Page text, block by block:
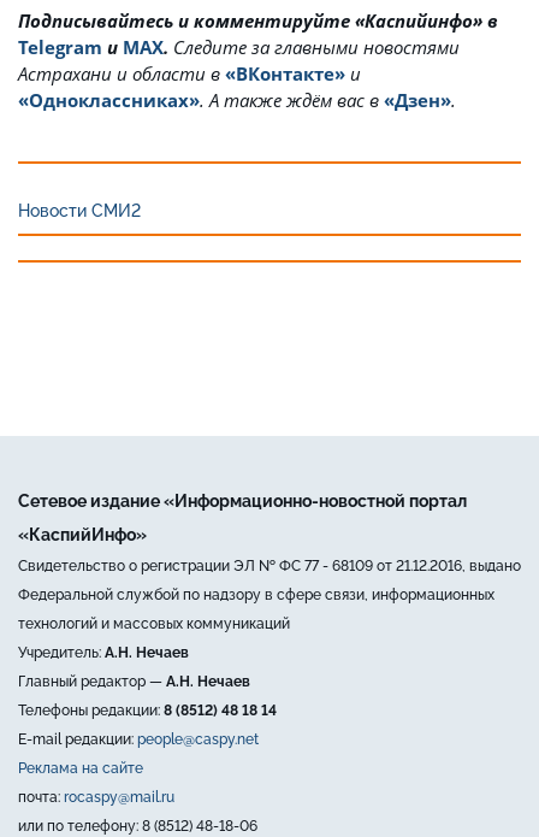
Подписывайтесь и комментируйте «Каспийинфо» в
Telegram и MAX. Cледите за главными новостями
Астрахани и области в «ВКонтакте» и
«Одноклассниках». А также ждём вас в «Дзен».
Новости СМИ2
Сетевое издание «Информационно-новостной портал
«КаспийИнфо»
Свидетельство о регистрации ЭЛ № ФС 77 - 68109 от 21.12.2016, выдано
Федеральной службой по надзору в сфере связи, информационных
технологий и массовых коммуникаций
Учредитель: А.Н. Нечаев
Главный редактор — А.Н. Нечаев
Телефоны редакции: 8 (8512) 48 18 14
E-mail редакции: people@caspy.net
Реклама на сайте
почта: rocaspy@mail.ru
или по телефону: 8 (8512) 48-18-06